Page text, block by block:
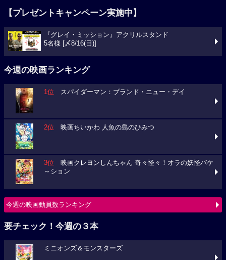
【プレゼントキャンペーン実施中】
『グレイ・ミッション』アクリルスタンド
5名様 [〆8/16(日)]
今週の映画ランキング
1位 スパイダーマン：ブランド・ニュー・デイ
2位 映画ちいかわ 人魚の島のひみつ
3位 映画クレヨンしんちゃん 奇々怪々！オラの妖怪バケ
～ション
今週の映画動員数ランキング
要チェック！今週の３本
ミニオンズ＆モンスターズ